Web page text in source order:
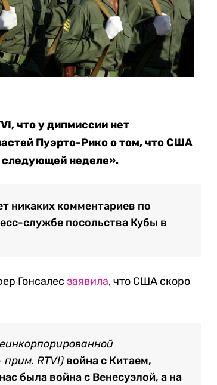
что у дипмиссии нет
Пуэрто-Рико о том, что США
следующей неделе».
никаких комментариев по
службе посольства Кубы в
Гонсалесзаявила, что США скоро
RTVI) война с Китаем,
была война с Венесуэлой, а на